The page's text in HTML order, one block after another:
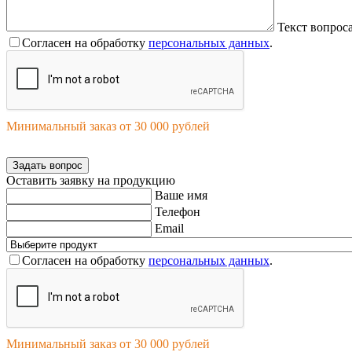
Текст
Согласен на обработку персональных данных.
Минимальный заказ от 30 000 рублей
Задать вопрос
Оставить заявку на продукцию
Ваше имя
Телефон
Email
Согласен на обработку персональных данных.
Минимальный заказ от 30 000 рублей